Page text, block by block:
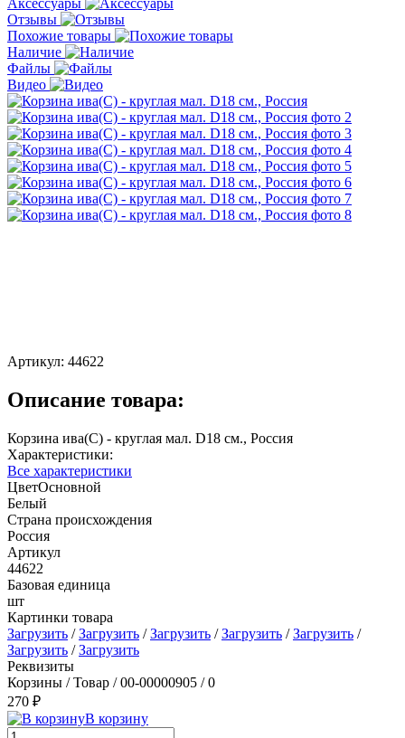
Отзывы
Похожие товары
Наличие
Файлы
Видео
Артикул: 44622
Описание товара:
Корзина ива(С) - круглая мал. D18 см., Россия
Характеристики:
Все характеристики
ЦветОсновной
Белый
Страна происхождения
Россия
Артикул
44622
Базовая единица
шт
Картинки товара
Загрузить /Загрузить /Загрузить /Загрузить /Загрузить /
Загрузить /Загрузить
Реквизиты
Корзины / Товар / 00-00000905 / 0
270 ₽
В корзину